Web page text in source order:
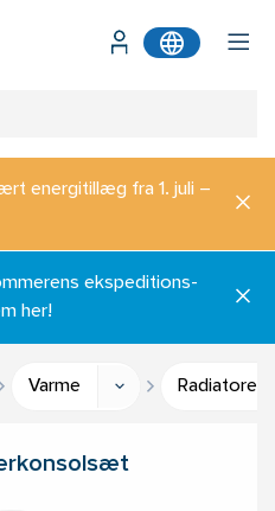
energitillæg fra 1. juli –
ekspeditions-
her!
Varme Radiatorer,